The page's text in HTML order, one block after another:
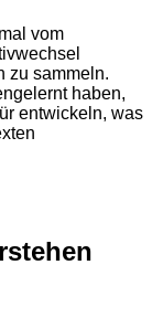
vom
zu sammeln.
haben,
entwickeln, was